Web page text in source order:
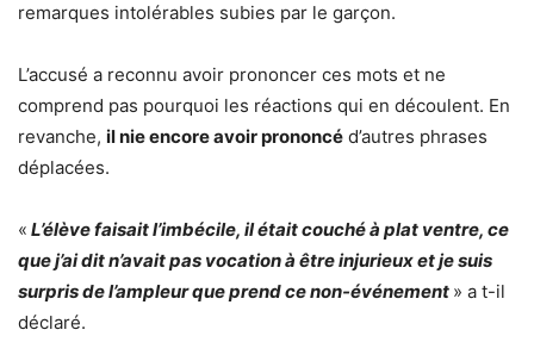
remarques intolérables subies par le garçon.
L’accusé a reconnu avoir prononcer ces mots et ne
comprend pas pourquoi les réactions qui en découlent. En
revanche, il nie encore avoir prononcé d’autres phrases
déplacées.
« L’élève faisait l’imbécile, il était couché à plat ventre, ce
que j’ai dit n’avait pas vocation à être injurieux et je suis
surpris de l’ampleur que prend ce non-événement » a t-il
déclaré.